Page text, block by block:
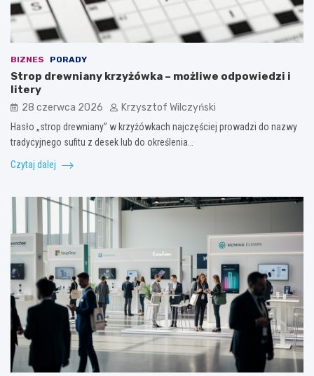
BIZNES PORADY
Strop drewniany krzyżówka – możliwe odpowiedzi i
litery
28 czerwca 2026 Krzysztof Wilczyński
Hasło „strop drewniany” w krzyżówkach najczęściej prowadzi do nazwy
tradycyjnego sufitu z desek lub do określenia…
Czytaj dalej